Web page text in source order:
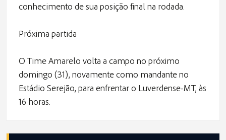
conhecimento de sua posição final na rodada.
Próxima partida
O Time Amarelo volta a campo no próximo
domingo (31), novamente como mandante no
Estádio Serejão, para enfrentar o Luverdense-MT, às
16 horas.